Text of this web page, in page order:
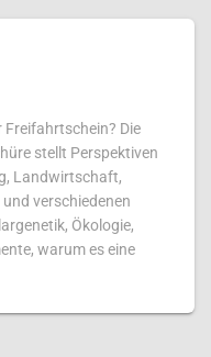
Freifahrtschein? Die
stellt Perspektiven
Land­­wirt­schaft,
verschiedenen
Ökolo­gie,
warum es eine